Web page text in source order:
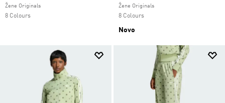
Žene Originals
8 Colours
Žene Originals
8 Colours
Novo